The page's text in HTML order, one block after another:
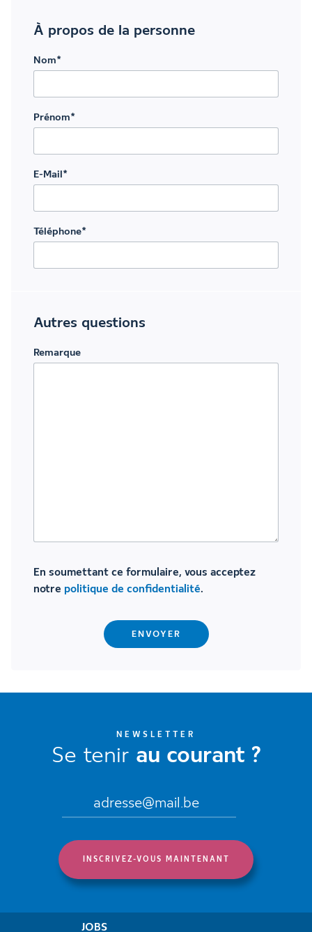
À propos de la personne
Nom*
Prénom*
E-Mail *
Téléphone*
Autres questions
Remarque
En soumettant ce formulaire, vous acceptez
notre politique de confidentialité.
NEWSLETTER
Se tenir au courant ?
JOBS